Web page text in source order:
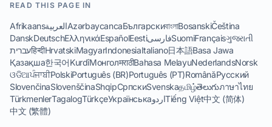
READ THIS PAGE IN
AfrikaansالعربيةAzərbaycancaБългарскиবাংলাBosanskiČeština
DanskDeutschΕλληνικάEspañolEestiفارسیSuomiFrançaisગુજરાતી
עבריתहिन्दीHrvatskiMagyarIndonesiaItaliano日本語Basa Jawa
Қазақша한국어KurdîМонголमराठीBahasa MelayuNederlandsNorsk
ଓଡିଆਪੰਜਾਬੀPolskiPortuguês (BR)Português (PT)RomânăРусский
SlovenčinaSlovenščinaShqipСрпскиSvenskaதமிழ்తెలుగుภาษาไทย
TürkmenlerTagalogTürkçeУкраїнськаاردوTiếng Việt中文 (简体)
中文 (繁體)